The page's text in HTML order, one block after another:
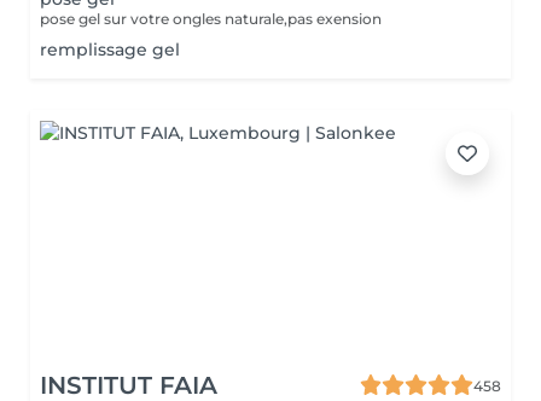
pose gel sur votre ongles naturale,pas exension
remplissage gel
INSTITUT FAIA
458